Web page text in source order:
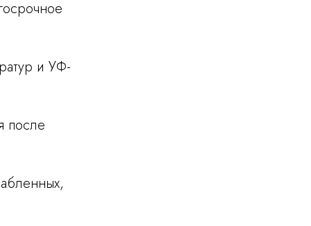
и УФ-
после